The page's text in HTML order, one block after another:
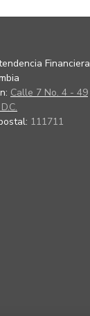
Financiera
Calle 7 No. 4 - 49
111711